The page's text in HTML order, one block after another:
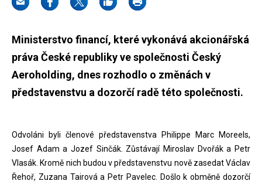
Ministerstvo financí, které vykonává akcionářská
práva České republiky ve společnosti Český
Aeroholding, dnes rozhodlo o změnách v
představenstvu a dozorčí radě této společnosti.
Odvoláni byli členové představenstva Philippe Marc Moreels,
Josef Adam a Jozef Sinčák. Zůstávají Miroslav Dvořák a Petr
Vlasák. Kromě nich budou v představenstvu nově zasedat Václav
Řehoř, Zuzana Tairová a Petr Pavelec. Došlo k obměně dozorčí